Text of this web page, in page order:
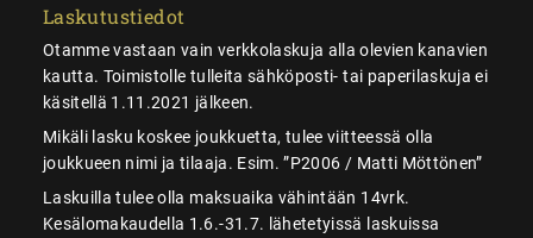
Laskutustiedot
Otamme vastaan vain verkkolaskuja alla olevien kanavien
kautta. Toimistolle tulleita sähköposti- tai paperilaskuja ei
käsitellä 1.11.2021 jälkeen.
Mikäli lasku koskee joukkuetta, tulee viitteessä olla
joukkueen nimi ja tilaaja. Esim. ”P2006 / Matti Möttönen”
Laskuilla tulee olla maksuaika vähintään 14vrk.
Kesälomakaudella 1.6.-31.7. lähetetyissä laskuissa